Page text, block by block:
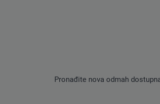
Pronađite nova odmah